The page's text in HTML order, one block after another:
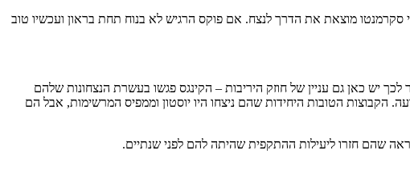
סקרמנטו מוצאת את הדרך לנצח. אם פוקס הרגיש לא בנוח תחת בראון ועכשיו טוב
יש כאן גם עניין של חוזק היריבות – הקינגס פגשו בעשרת הנצחונות שלהם
הקבוצות הטובות היחידות שהם ניצחו היו יוסטון וממפיס המרשימות, אבל הם
שהם חזרו ליעילות ההתקפית שהיתה להם לפני שנתיים.